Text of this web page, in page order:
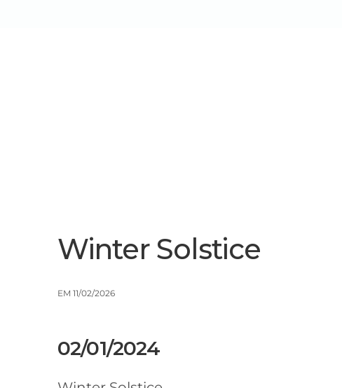
Winter Solstice
EM 11/02/2026
02/01/2024